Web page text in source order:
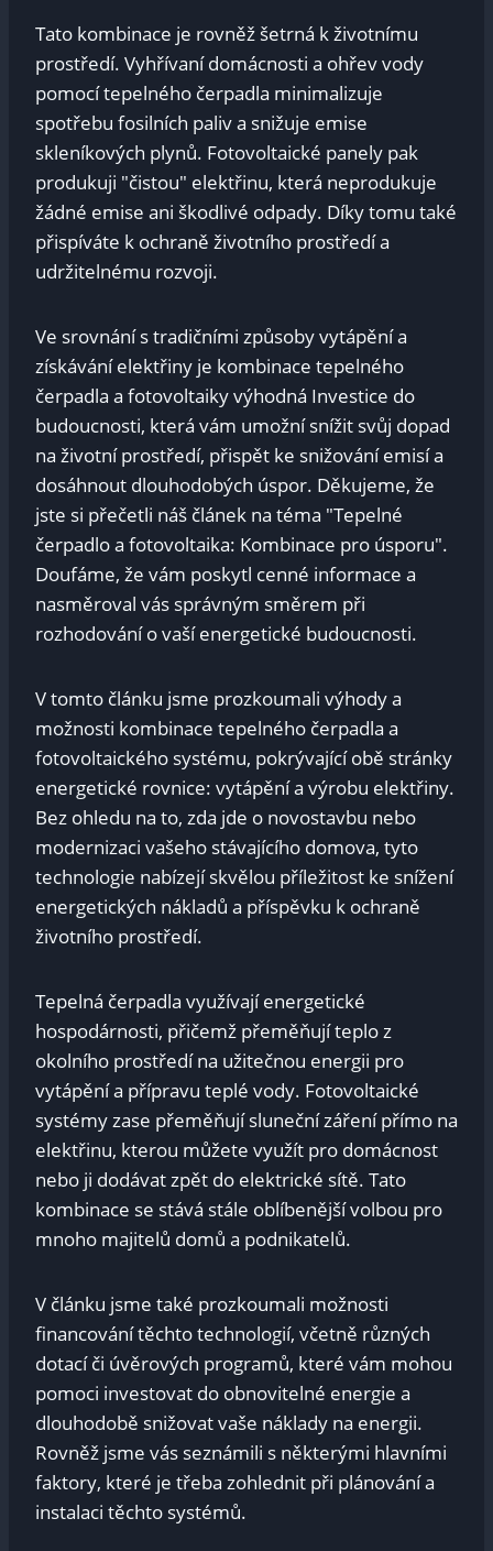
Tato kombinace je rovněž šetrná k životnímu
prostředí. Vyhřívaní domácnosti a ohřev vody
pomocí tepelného čerpadla minimalizuje
spotřebu fosilních paliv a snižuje emise
skleníkových plynů. Fotovoltaické panely pak
produkuji "čistou" elektřinu, která neprodukuje
žádné emise ani škodlivé odpady. Díky tomu také
přispíváte k ochraně životního prostředí a
udržitelnému rozvoji.
Ve srovnání s tradičními způsoby vytápění a
získávání elektřiny je kombinace tepelného
čerpadla a fotovoltaiky výhodná Investice do
budoucnosti, která vám umožní snížit svůj dopad
na životní prostředí, přispět ke snižování emisí a
dosáhnout dlouhodobých úspor. Děkujeme, že
jste si přečetli náš článek na téma "Tepelné
čerpadlo a fotovoltaika: Kombinace pro úsporu".
Doufáme, že vám poskytl cenné informace a
nasměroval vás správným směrem při
rozhodování o vaší energetické budoucnosti.
V tomto článku jsme prozkoumali výhody a
možnosti kombinace tepelného čerpadla a
fotovoltaického systému, pokrývající obě stránky
energetické rovnice: vytápění a výrobu elektřiny.
Bez ohledu na to, zda jde o novostavbu nebo
modernizaci vašeho stávajícího domova, tyto
technologie nabízejí skvělou příležitost ke snížení
energetických nákladů a příspěvku k ochraně
životního prostředí.
Tepelná čerpadla využívají energetické
hospodárnosti, přičemž přeměňují teplo z
okolního prostředí na užitečnou energii pro
vytápění a přípravu teplé vody. Fotovoltaické
systémy zase přeměňují sluneční záření přímo na
elektřinu, kterou můžete využít pro domácnost
nebo ji dodávat zpět do elektrické sítě. Tato
kombinace se stává stále oblíbenější volbou pro
mnoho majitelů domů a podnikatelů.
V článku jsme také prozkoumali možnosti
financování těchto technologií, včetně různých
dotací či úvěrových programů, které vám mohou
pomoci investovat do obnovitelné energie a
dlouhodobě snižovat vaše náklady na energii.
Rovněž jsme vás seznámili s některými hlavními
faktory, které je třeba zohlednit při plánování a
instalaci těchto systémů.